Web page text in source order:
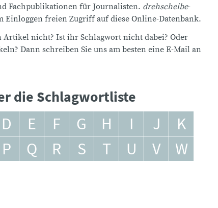
Fachpublikationen für Journalisten. drehscheibe-
Einloggen freien Zugriff auf diese Online-Datenbank.
Artikel nicht? Ist ihr Schlagwort nicht dabei? Oder
Dann schreiben Sie uns am besten eine E-Mail an
die Schlagwortliste
D E F G H I J
K
P Q R S T U V
W